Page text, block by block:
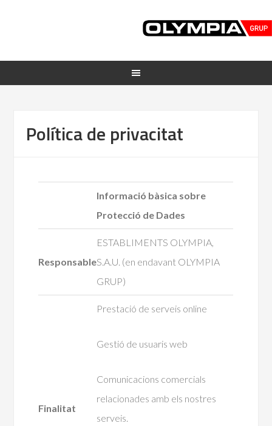
Política de privacitat
Informació bàsica sobre
Protecció de Dades
Responsable
ESTABLIMENTS OLYMPIA,
S.A.U. (en endavant OLYMPIA
GRUP)
Finalitat
Prestació de serveis online
Gestió de usuaris web
Comunicacions comercials
relacionades amb els nostres
serveis.